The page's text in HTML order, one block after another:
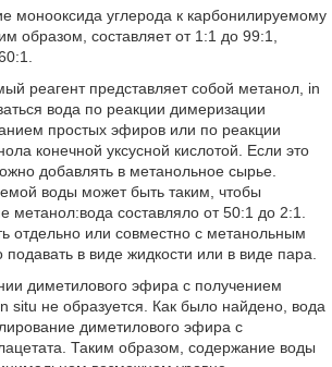
монооксида углерода к карбонилируемому
образом, составляет от 1:1 до 99:1,
реагент представляет собой метанол, in
вода по реакции димеризации
простых эфиров или по реакции
конечной уксусной кислотой. Если это
добавлять в метанольное сырье.
воды может быть таким, чтобы
метанол:вода составляло от 50:1 до 2:1.
отдельно или совместно с метанольным
в виде жидкости или в виде пара.
диметилового эфира с получением
situ не образуется. Как было найдено, вода
диметилового эфира с
Таким образом, содержание воды